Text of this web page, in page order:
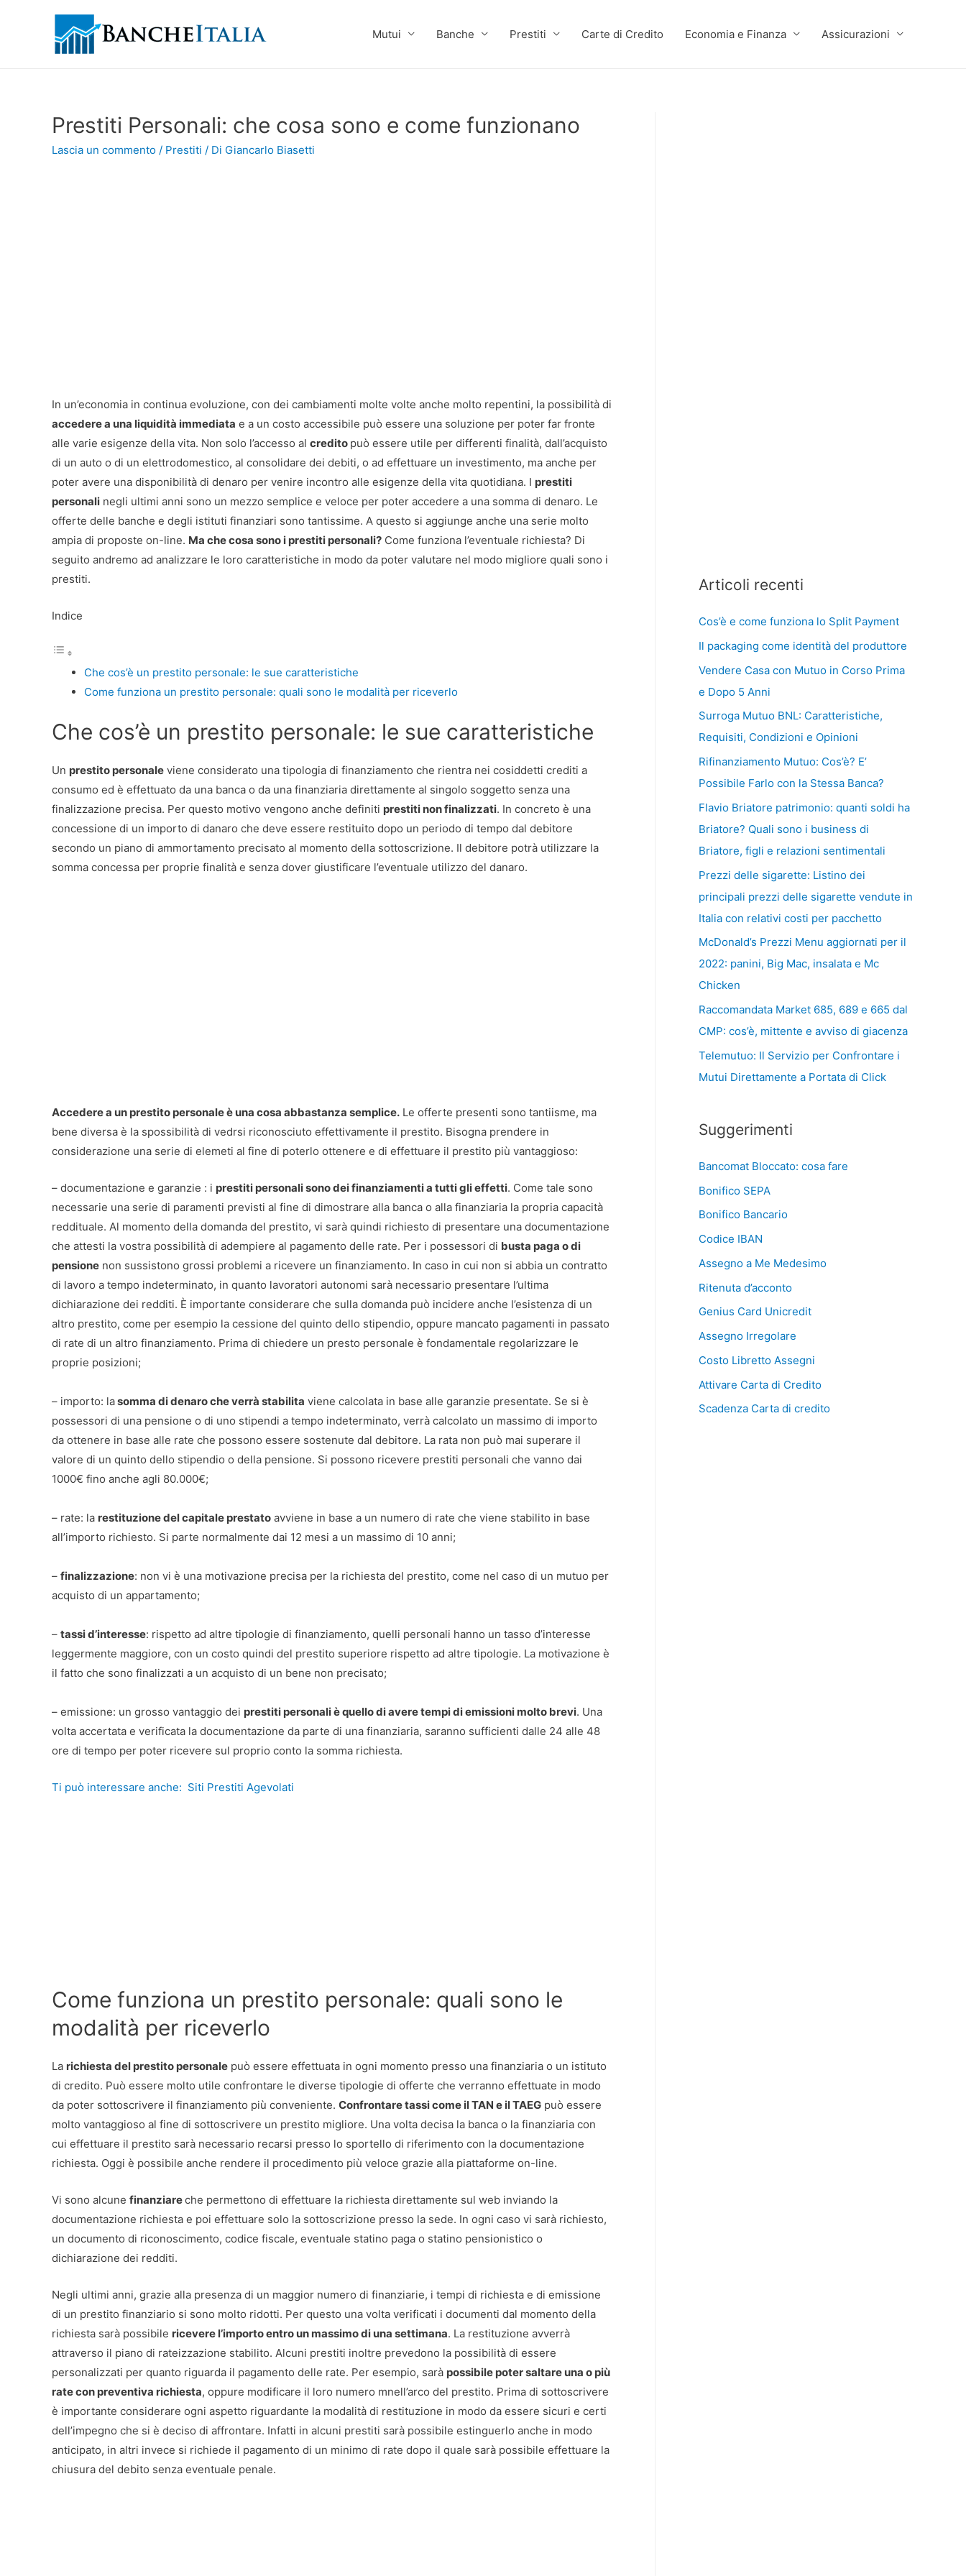
Mutui Banche Prestiti Carte di Credito Economia e Finanza Assicurazioni
Prestiti Personali: che cosa sono e come funzionano
Lascia un commento / Prestiti / Di Giancarlo Biasetti
In un’economia in continua evoluzione, con dei cambiamenti molte volte anche molto repentini, la possibilità di
accedere a una liquidità immediata e a un costo accessibile può essere una soluzione per poter far fronte
alle varie esigenze della vita. Non solo l’accesso al credito può essere utile per differenti finalità, dall’acquisto
di un auto o di un elettrodomestico, al consolidare dei debiti, o ad effettuare un investimento, ma anche per
poter avere una disponibilità di denaro per venire incontro alle esigenze della vita quotidiana. I prestiti
personali negli ultimi anni sono un mezzo semplice e veloce per poter accedere a una somma di denaro. Le
offerte delle banche e degli istituti finanziari sono tantissime. A questo si aggiunge anche una serie molto
ampia di proposte on-line. Ma che cosa sono i prestiti personali? Come funziona l’eventuale richiesta? Di
seguito andremo ad analizzare le loro caratteristiche in modo da poter valutare nel modo migliore quali sono i
prestiti.
Indice
Che cos’è un prestito personale: le sue caratteristiche
Come funziona un prestito personale: quali sono le modalità per riceverlo
Che cos’è un prestito personale: le sue caratteristiche
Un prestito personale viene considerato una tipologia di finanziamento che rientra nei cosiddetti crediti a
consumo ed è effettuato da una banca o da una finanziaria direttamente al singolo soggetto senza una
finalizzazione precisa. Per questo motivo vengono anche definiti prestiti non finalizzati. In concreto è una
concessione di un importo di danaro che deve essere restituito dopo un periodo di tempo dal debitore
secondo un piano di ammortamento precisato al momento della sottoscrizione. Il debitore potrà utilizzare la
somma concessa per proprie finalità e senza dover giustificare l’eventuale utilizzo del danaro.
Accedere a un prestito personale è una cosa abbastanza semplice. Le offerte presenti sono tantiisme, ma
bene diversa è la spossibilità di vedrsi riconosciuto effettivamente il prestito. Bisogna prendere in
considerazione una serie di elemeti al fine di poterlo ottenere e di effettuare il prestito più vantaggioso:
– documentazione e garanzie : i prestiti personali sono dei finanziamenti a tutti gli effetti. Come tale sono
necessarie una serie di paramenti previsti al fine di dimostrare alla banca o alla finanziaria la propria capacità
reddituale. Al momento della domanda del prestito, vi sarà quindi richiesto di presentare una documentazione
che attesti la vostra possibilità di adempiere al pagamento delle rate. Per i possessori di busta paga o di
pensione non sussistono grossi problemi a ricevere un finanziamento. In caso in cui non si abbia un contratto
di lavoro a tempo indeterminato, in quanto lavoratori autonomi sarà necessario presentare l’ultima
dichiarazione dei redditi. È importante considerare che sulla domanda può incidere anche l’esistenza di un
altro prestito, come per esempio la cessione del quinto dello stipendio, oppure mancato pagamenti in passato
di rate di un altro finanziamento. Prima di chiedere un presto personale è fondamentale regolarizzare le
proprie posizioni;
– importo: lasomma di denaro che verrà stabilita viene calcolata in base alle garanzie presentate. Se si è
possessori di una pensione o di uno stipendi a tempo indeterminato, verrà calcolato un massimo di importo
da ottenere in base alle rate che possono essere sostenute dal debitore. La rata non può mai superare il
valore di un quinto dello stipendio o della pensione. Si possono ricevere prestiti personali che vanno dai
1000€ fino anche agli 80.000€;
– rate: la restituzione del capitale prestato avviene in base a un numero di rate che viene stabilito in base
all’importo richiesto. Si parte normalmente dai 12 mesi a un massimo di 10 anni;
– finalizzazione: non vi è una motivazione precisa per la richiesta del prestito, come nel caso di un mutuo per
acquisto di un appartamento;
– tassi d’interesse: rispetto ad altre tipologie di finanziamento, quelli personali hanno un tasso d’interesse
leggermente maggiore, con un costo quindi del prestito superiore rispetto ad altre tipologie. La motivazione è
il fatto che sono finalizzati a un acquisto di un bene non precisato;
– emissione: un grosso vantaggio dei prestiti personali è quello di avere tempi di emissioni molto brevi. Una
volta accertata e verificata la documentazione da parte di una finanziaria, saranno sufficienti dalle 24 alle 48
ore di tempo per poter ricevere sul proprio conto la somma richiesta.
Ti può interessare anche: Siti Prestiti Agevolati
Come funziona un prestito personale: quali sono le
modalità per riceverlo
La richiesta del prestito personale può essere effettuata in ogni momento presso una finanziaria o un istituto
di credito. Può essere molto utile confrontare le diverse tipologie di offerte che verranno effettuate in modo
da poter sottoscrivere il finanziamento più conveniente. Confrontare tassi come il TAN e il TAEG può essere
molto vantaggioso al fine di sottoscrivere un prestito migliore. Una volta decisa la banca o la finanziaria con
cui effettuare il prestito sarà necessario recarsi presso lo sportello di riferimento con la documentazione
richiesta. Oggi è possibile anche rendere il procedimento più veloce grazie alla piattaforme on-line.
Vi sono alcune finanziareche permettono di effettuare la richiesta direttamente sul web inviando la
documentazione richiesta e poi effettuare solo la sottoscrizione presso la sede. In ogni caso vi sarà richiesto,
un documento di riconoscimento, codice fiscale, eventuale statino paga o statino pensionistico o
dichiarazione dei redditi.
Negli ultimi anni, grazie alla presenza di un maggior numero di finanziarie, i tempi di richiesta e di emissione
di un prestito finanziario si sono molto ridotti. Per questo una volta verificati i documenti dal momento della
richiesta sarà possibile ricevere l’importo entro un massimo di una settimana. La restituzione avverrà
attraverso il piano di rateizzazione stabilito. Alcuni prestiti inoltre prevedono la possibilità di essere
personalizzati per quanto riguarda il pagamento delle rate. Per esempio, sarà possibile poter saltare una o più
rate con preventiva richiesta, oppure modificare il loro numero mnell’arco del prestito. Prima di sottoscrivere
è importante considerare ogni aspetto riguardante la modalità di restituzione in modo da essere sicuri e certi
dell’impegno che si è deciso di affrontare. Infatti in alcuni prestiti sarà possibile estinguerlo anche in modo
anticipato, in altri invece si richiede il pagamento di un minimo di rate dopo il quale sarà possibile effettuare la
chiusura del debito senza eventuale penale.
Articoli recenti
Cos’è e come funziona lo Split Payment
Il packaging come identità del produttore
Vendere Casa con Mutuo in Corso Prima
e Dopo 5 Anni
Surroga Mutuo BNL: Caratteristiche,
Requisiti, Condizioni e Opinioni
Rifinanziamento Mutuo: Cos’è? E’
Possibile Farlo con la Stessa Banca?
Flavio Briatore patrimonio: quanti soldi ha
Briatore? Quali sono i business di
Briatore, figli e relazioni sentimentali
Prezzi delle sigarette: Listino dei
principali prezzi delle sigarette vendute in
Italia con relativi costi per pacchetto
McDonald’s Prezzi Menu aggiornati per il
2022: panini, Big Mac, insalata e Mc
Chicken
Raccomandata Market 685, 689 e 665 dal
CMP: cos’è, mittente e avviso di giacenza
Telemutuo: Il Servizio per Confrontare i
Mutui Direttamente a Portata di Click
Suggerimenti
Bancomat Bloccato: cosa fare
Bonifico SEPA
Bonifico Bancario
Codice IBAN
Assegno a Me Medesimo
Ritenuta d’acconto
Genius Card Unicredit
Assegno Irregolare
Costo Libretto Assegni
Attivare Carta di Credito
Scadenza Carta di credito